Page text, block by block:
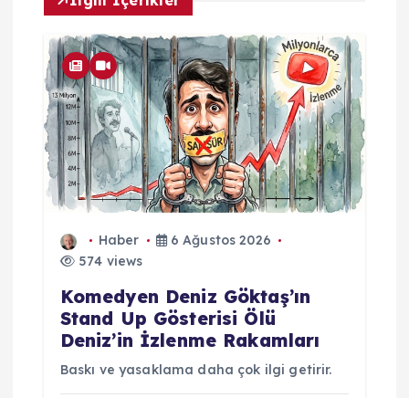
m
Haber
6 Ağustos 2026
574 views
Komedyen Deniz Göktaş’ın
Stand Up Gösterisi Ölü
Deniz’in İzlenme Rakamları
Baskı ve yasaklama daha çok ilgi getirir.